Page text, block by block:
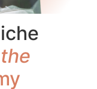
the